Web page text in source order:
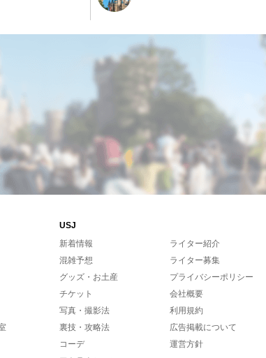
USJ
新着情報
混雑予想
グッズ・お土産
チケット
写真・撮影法
裏技・攻略法
コーデ
ライター紹介
ライター募集
プライバシーポリシー
会社概要
利用規約
広告掲載について
運営方針